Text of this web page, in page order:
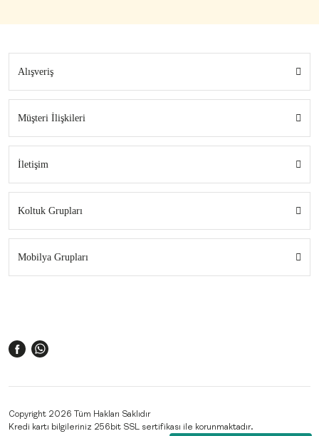
Alışveriş
Müşteri İlişkileri
İletişim
Koltuk Grupları
Mobilya Grupları
Copyright 2026 Tüm Hakları Saklıdır
Kredi kartı bilgileriniz 256bit SSL sertifikası ile korunmaktadır.